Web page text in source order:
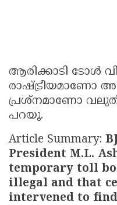
ആരിക്കാടി ടോൾ
രാഷ്ട്രീയമാണോ
പ്രശ്നമാണോ
പറയൂ.
Article Summary:
President M.L.
temporary toll
illegal and that
intervened to